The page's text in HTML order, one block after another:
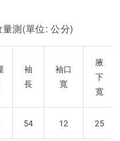
測(單位: 公分)
袖
長
袖口
寬
腋
下
寬
54 12 25